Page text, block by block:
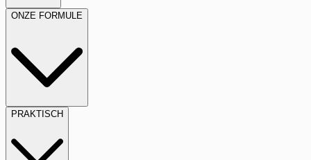
ONZE FORMULE
PRAKTISCH